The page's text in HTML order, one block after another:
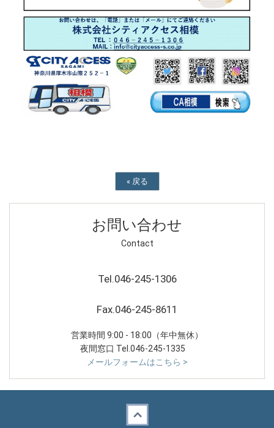
« 戻る
お問い合わせ
Contact
Tel.046-245-1306
Fax.046-245-8611
営業時間 9:00 - 18:00（年中無休）
夜間窓口 Tel.046-245-1335
メールフォームはこちら >